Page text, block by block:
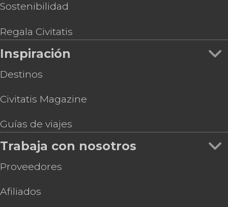
Sostenibilidad
Regala Civitatis
Inspiración
Destinos
Civitatis Magazine
Guías de viajes
Trabaja con nosotros
Proveedores
Afiliados